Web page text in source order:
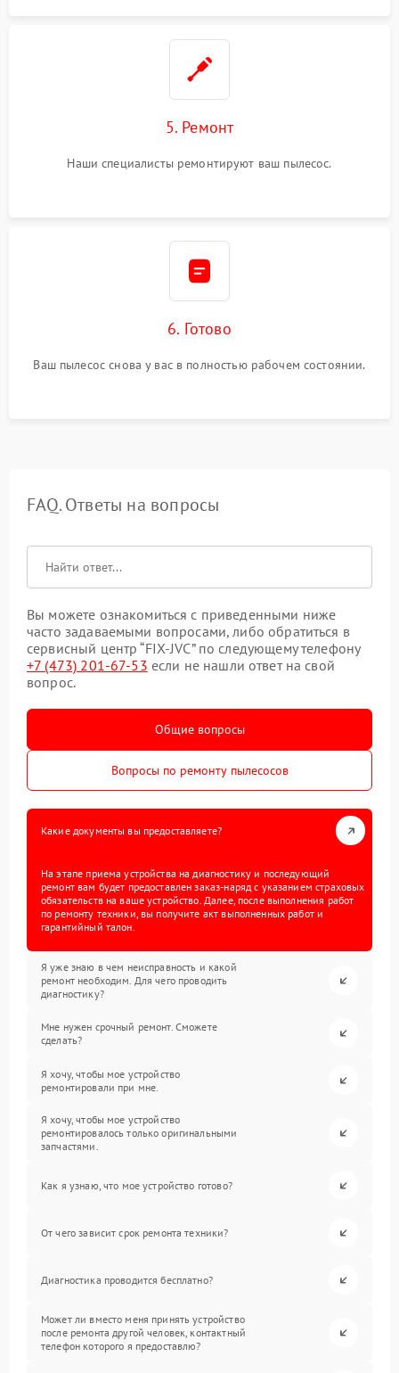
5. Ремонт
Наши специалисты ремонтируют ваш пылесос.
6. Готово
Ваш пылесос снова у вас в полностью рабочем состоянии.
FAQ. Ответы на вопросы
Вы можете ознакомиться с приведенными ниже
часто задаваемыми вопросами, либо обратиться в
сервисный центр “FIX-JVC” по следующему телефону
+7 (473) 201-67-53 если не нашли ответ на свой
вопрос.
Общие вопросы
Вопросы по ремонту пылесосов
Какие документы вы предоставляете?
На этапе приема устройства на диагностику и последующий
ремонт вам будет предоставлен заказ-наряд с указанием страховых
обязательств на ваше устройство. Далее, после выполнения работ
по ремонту техники, вы получите акт выполненных работ и
гарантийный талон.
Я уже знаю в чем неисправность и какой
ремонт необходим. Для чего проводить
диагностику?
Мне нужен срочный ремонт. Сможете
сделать?
Я хочу, чтобы мое устройство
ремонтировали при мне.
Я хочу, чтобы мое устройство
ремонтировалось только оригинальными
запчастями.
Как я узнаю, что мое устройство готово?
От чего зависит срок ремонта техники?
Диагностика проводится бесплатно?
Может ли вместо меня принять устройство
после ремонта другой человек, контактный
телефон которого я предоставлю?